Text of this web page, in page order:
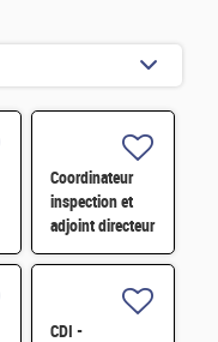
Coordinateur
inspection et
adjoint directeur
qualité/inspection
CDI -